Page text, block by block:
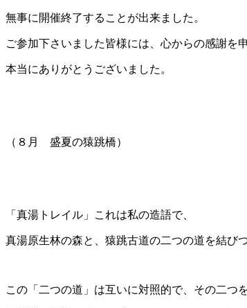
無事に開催終了することが出来ました。
ご参加下さいました皆様には、心からの感謝を
本当にありがとうございました。
（８月 盛夏の猿跳橋）
「真湯トレイル」これは私の造語で、
真湯原生林の森と、猿跳古道の二つの道を結び
この「二つの道」は互いに対照的で、その二つ